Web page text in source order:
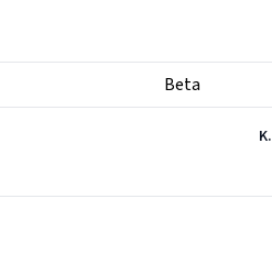
Beta
K.